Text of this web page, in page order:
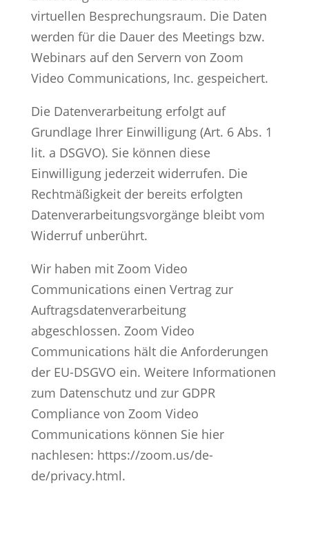
virtuellen Besprechungsraum. Die Daten
werden für die Dauer des Meetings bzw.
Webinars auf den Servern von Zoom
Video Communications, Inc. gespeichert.
Die Datenverarbeitung erfolgt auf
Grundlage Ihrer Einwilligung (Art. 6 Abs. 1
lit. a DSGVO). Sie können diese
Einwilligung jederzeit widerrufen. Die
Rechtmäßigkeit der bereits erfolgten
Datenverarbeitungsvorgänge bleibt vom
Widerruf unberührt.
Wir haben mit Zoom Video
Communications einen Vertrag zur
Auftragsdatenverarbeitung
abgeschlossen. Zoom Video
Communications hält die Anforderungen
der EU-DSGVO ein. Weitere Informationen
zum Datenschutz und zur GDPR
Compliance von Zoom Video
Communications können Sie hier
nachlesen: https://zoom.us/de-
de/privacy.html.